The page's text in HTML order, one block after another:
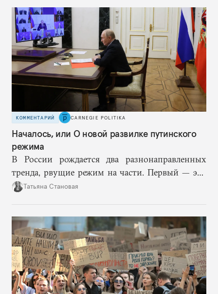
КОММЕНТАРИЙ CARNEGIE POLITIKA
Началось, или О новой развилке путинского
режима
В России рождается два разнонаправленных
тренда, рвущие режим на части. Первый — это
путинская логика войны, где эскалация влечет за
возможностей, на компетентность в принятии
решений и адекватное целеполагание.
Татьяна Становая